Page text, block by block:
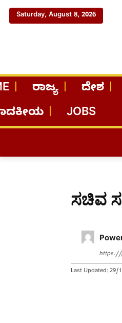
Saturday, August 8, 2026
ರಾಜ್ಯ ದೇಶ
JOBS
ಸಚಿವ
https://
Last Updated: 29/